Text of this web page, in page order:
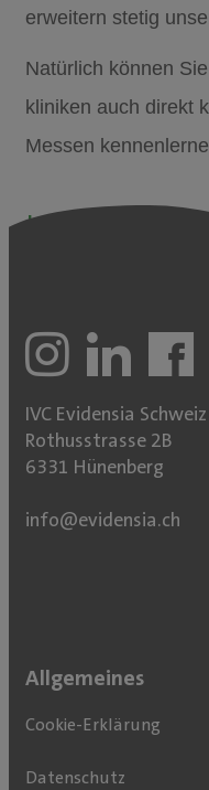
erweitern stetig
Natürlich können
kliniken auch direkt
Messen
Jetzt initiativ
IVC Evidensia
Rothusstrasse 2B
6331 Hünenberg
info@evidensia.ch
Allgemeines
Cookie-Erklärung
Datenschutz